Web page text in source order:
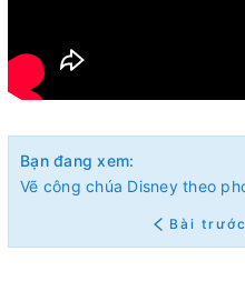
Bạn đang xem:
Bài trước